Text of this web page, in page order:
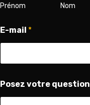
Prénom Nom
u
e
t
o
n
E
E-mail *
Posez votre question